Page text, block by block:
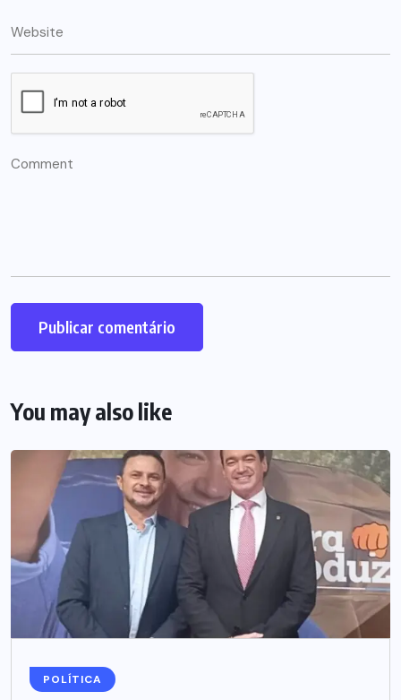
You may also like
POLÍTICA